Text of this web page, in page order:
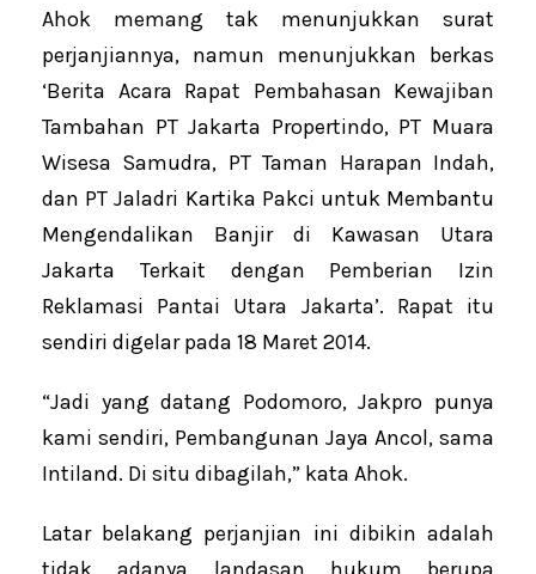
Ahok memang tak menunjukkan surat
perjanjiannya, namun menunjukkan berkas
‘Berita Acara Rapat Pembahasan Kewajiban
Tambahan PT Jakarta Propertindo, PT Muara
Wisesa Samudra, PT Taman Harapan Indah,
dan PT Jaladri Kartika Pakci untuk Membantu
Mengendalikan Banjir di Kawasan Utara
Jakarta Terkait dengan Pemberian Izin
Reklamasi Pantai Utara Jakarta’. Rapat itu
sendiri digelar pada 18 Maret 2014.
“Jadi yang datang Podomoro, Jakpro punya
kami sendiri, Pembangunan Jaya Ancol, sama
Intiland. Di situ dibagilah,” kata Ahok.
Latar belakang perjanjian ini dibikin adalah